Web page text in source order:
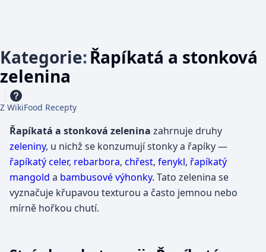
Kategorie:Řapíkatá a stonková
zelenina
Z WikiFood Recepty
Řapíkatá a stonková zelenina zahrnuje druhy
zeleniny, u nichž se konzumují stonky a řapíky —
řapíkatý celer, rebarbora, chřest, fenykl, řapíkatý
mangold a bambusové výhonky. Tato zelenina se
vyznačuje křupavou texturou a často jemnou nebo
mírně hořkou chutí.